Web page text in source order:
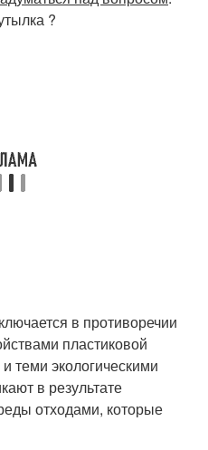
?
в противоречии
пластиковой
теми экологическими
в результате
отходами, которые